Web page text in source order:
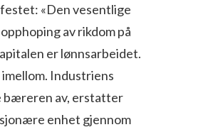
«Den vesentlige
av rikdom på
er lønnsarbeidet.
Industriens
bæreren av, erstatter
enhet gjennom